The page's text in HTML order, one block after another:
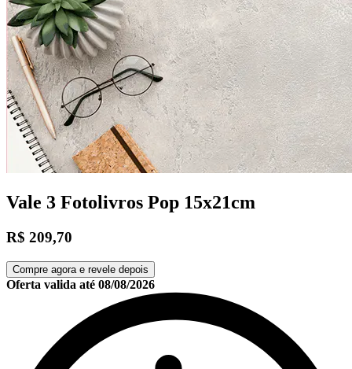
Vale 3 Fotolivros Pop 15x21cm
R$ 209,70
Compre agora e revele depois
Oferta valida até 08/08/2026